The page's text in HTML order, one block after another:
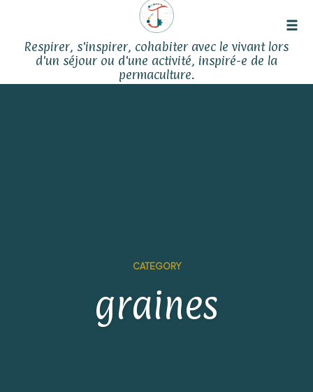
Respirer, s'inspirer, cohabiter avec le vivant lors
d'un séjour ou d'une activité, inspiré-e de la
permaculture.
CATEGORY
graines